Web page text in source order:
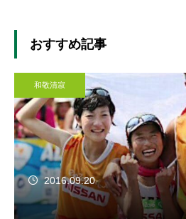
おすすめ記事
和敬清寂
2016.09.20